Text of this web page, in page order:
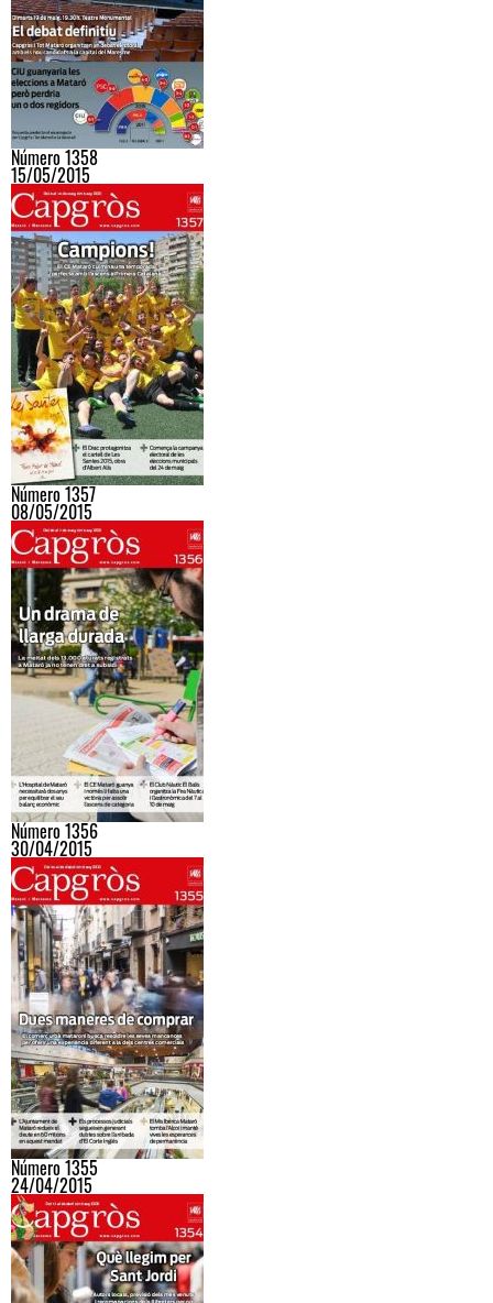
Número 1358
15/05/2015
Número 1357
08/05/2015
Número 1356
30/04/2015
Número 1355
24/04/2015